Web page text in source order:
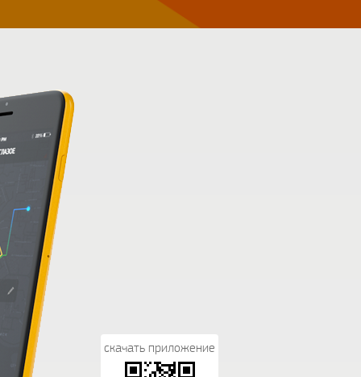
скачать приложение